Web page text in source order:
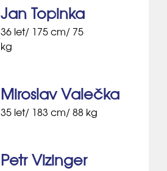
Jan Topinka
36 let/ 175 cm/ 75
kg
Miroslav Valečka
35 let/ 183 cm/ 88 kg
Petr Vizinger